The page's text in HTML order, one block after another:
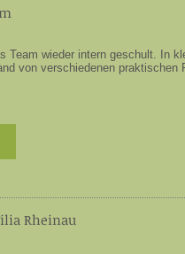
Team wieder intern geschult. In
von verschiedenen praktischen
Rheinau